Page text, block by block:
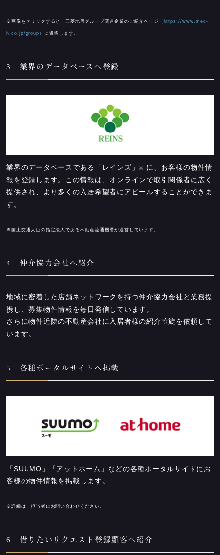
※画像をクリックすると、三菱地所グループ関連企業のご紹介ページ （https://www.mec-
h.co.jp/group） に遷移します。
3 業界のデータベースへ登録
業界のデータベースである「レインズ」 ※
に、お客様の物件情
報を登録します。この情報は、オンラインで取引関係者に広く
提供され、より多くの入居希望者にアピールすることができま
す。
※国土交通大臣の指定法人である不動産流通機構が運営しています。
4 仲介協力会社へ紹介
地域に密着した店舗ネットワークを持つ仲介協力会社と業務提
携し、募集物件情報を毎日発信しています。
さらに物件近隣の不動産会社に入居者様の紹介斡旋を依頼して
います。
5 各種ポータルサイトへ掲載
「SUUMO」「アットホーム」などの各種ポータルサイトにお
客様の物件情報を掲載します。
※詳細は、担当者にお問い合わせください。
6 借りたいリクエスト登録顧客へ紹介